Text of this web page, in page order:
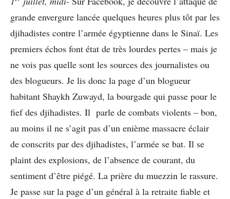
grande envergure lancée quelques heures plus tôt par les
djihadistes contre l’armée égyptienne dans le Sinaï. Les
premiers échos font état de très lourdes pertes – mais je
ne vois pas quelle sont les sources des journalistes ou
des blogueurs. Je lis donc la page d’un blogueur
habitant Shaykh Zuwayd, la bourgade qui passe pour le
fief des djihadistes. Il parle de combats violents – bon,
au moins il ne s’agit pas d’un enième massacre éclair
de conscrits par des djihadistes, l’armée se bat. Il se
plaint des explosions, de l’absence de courant, du
sentiment d’être piégé. La prière du muezzin le rassure.
Je passe sur la page d’un général à la retraite fiable et